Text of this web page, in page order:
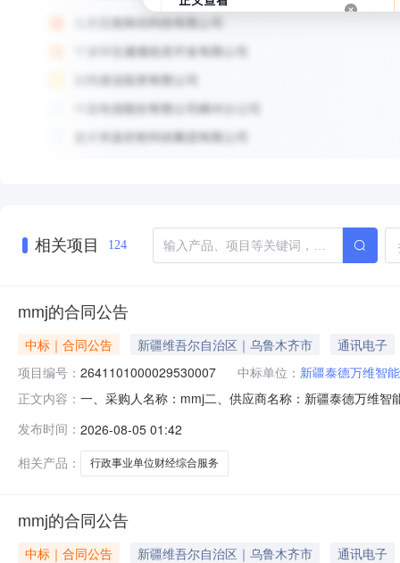
相关项目 124
mmj的合同公告
中标｜合同公告 新疆维吾尔自治区｜乌鲁木齐市
通讯电子
项目编号： 2641101000029530007 中标单位： 新疆泰德万维智
正文内容： 一、采购人名称：mmj二、供应商名称：新疆泰德万维
务、财经系统服务等）详见附件项1.0065006500服务要
发布时间： 2026-08-05 01:42
相关产品：
行政事业单位财经综合服务
mmj的合同公告
中标｜合同公告 新疆维吾尔自治区｜乌鲁木齐市
通讯电子